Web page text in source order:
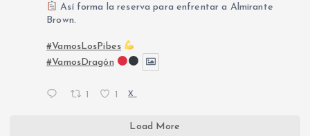
Así forma la reserva para enfrentar a Almirante
Brown.
#VamosLosPibes
#VamosDragón
X
Load More